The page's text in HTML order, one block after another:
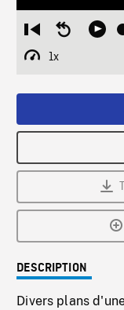
Restart
from
beginning
Seek
Play
1x
Playback
DESCRIPTION
Divers plans